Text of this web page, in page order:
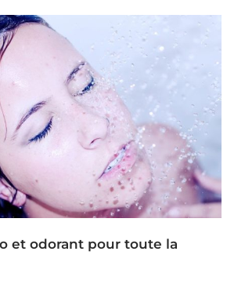
et odorant pour toute la